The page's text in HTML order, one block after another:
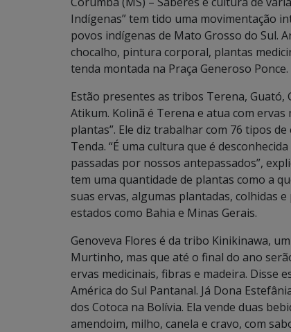
Indígenas” tem tido uma movimentação
povos indígenas de Mato Grosso do Sul.
chocalho, pintura corporal, plantas
tenda montada na Praça Generoso Ponce.
Estão presentes as tribos Terena, Guató,
Atikum. Kolinã é Terena e atua com
plantas”. Ele diz trabalhar com 76 tipos
Tenda. “É uma cultura que é
passadas por nossos antepassados”,
tem uma quantidade de plantas como a
suas ervas, algumas plantadas, colhidas
estados como Bahia e Minas Gerais.
Genoveva Flores é da tribo Kinikinawa,
Murtinho, mas que até o final do ano
ervas medicinais, fibras e madeira. Disse
América do Sul Pantanal. Já Dona
dos Cotoca na Bolívia. Ela vende duas
amendoim, milho, canela e cravo, com